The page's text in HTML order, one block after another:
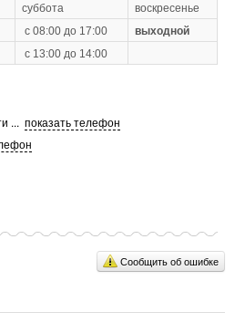
суббота
воскресенье
с 08:00 до 17:00
выходной
с 13:00 до 14:00
... показать телефон
Сообщить об ошибке